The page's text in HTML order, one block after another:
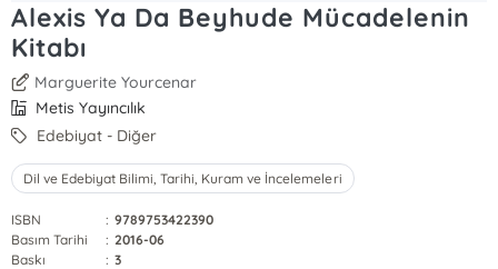
Alexis Ya Da Beyhude Mücadelenin
Kitabı
Marguerite Yourcenar
Metis Yayıncılık
Edebiyat - Diğer
Dil ve Edebiyat Bilimi, Tarihi, Kuram ve İncelemeleri
ISBN : 9789753422390
Basım Tarihi
: 2016-06
Baskı
: 3